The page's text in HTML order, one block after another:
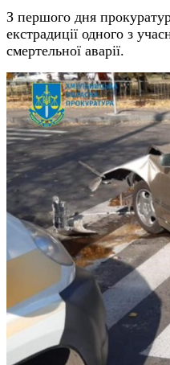
З першого дня
екстрадиції одного з
смертельної аварії.